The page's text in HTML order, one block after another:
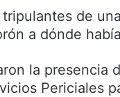
de
a dónde
la presencia
Periciales